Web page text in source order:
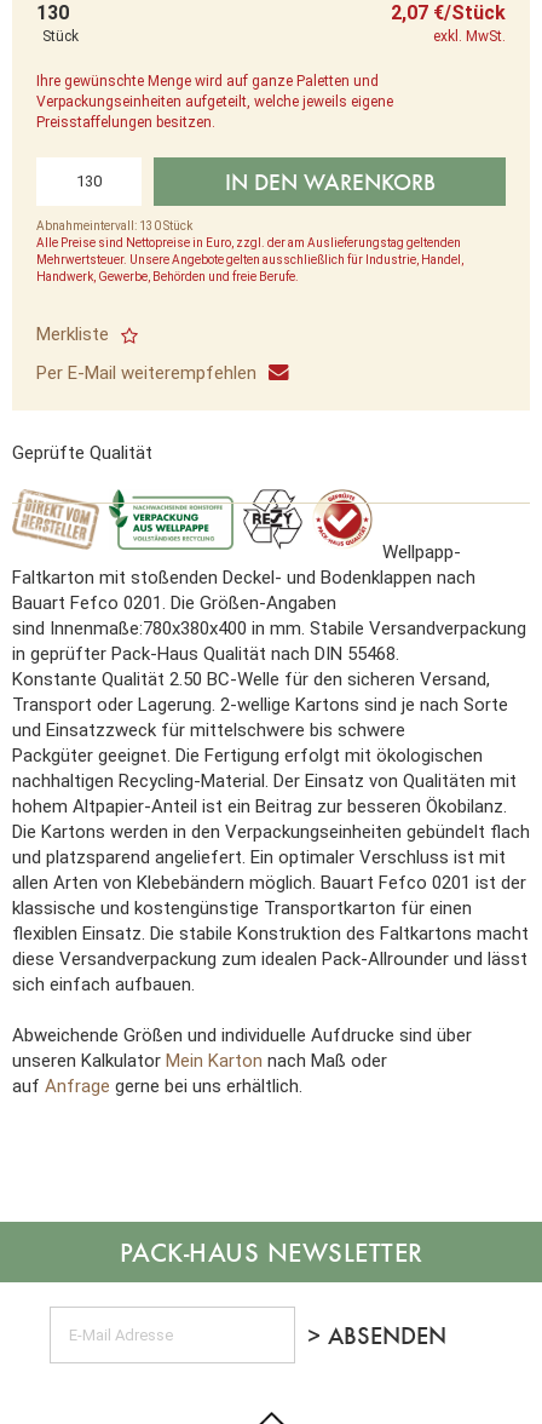
130
Stück
2,07 €/Stück
exkl. MwSt.
Ihre gewünschte Menge wird auf ganze Paletten und
Verpackungseinheiten aufgeteilt, welche jeweils eigene
Preisstaffelungen besitzen.
Abnahmeintervall: 130 Stück
Alle Preise sind Nettopreise in Euro, zzgl. der am Auslieferungstag geltenden
Mehrwertsteuer. Unsere Angebote gelten ausschließlich für Industrie, Handel,
Handwerk, Gewerbe, Behörden und freie Berufe.
IN DEN WARENKORB
Merkliste
Per E-Mail weiterempfehlen
Geprüfte Qualität
Wellpapp-
Faltkarton mit stoßenden Deckel- und Bodenklappen nach
Bauart Fefco 0201. Die Größen-Angaben
sind Innenmaße:780x380x400 in mm. Stabile Versandverpackung
in geprüfter Pack-Haus Qualität nach DIN 55468.
Konstante Qualität 2.50 BC-Welle für den sicheren Versand,
Transport oder Lagerung. 2-wellige Kartons sind je nach Sorte
und Einsatzzweck für mittelschwere bis schwere
Packgüter geeignet. Die Fertigung erfolgt mit ökologischen
nachhaltigen Recycling-Material. Der Einsatz von Qualitäten mit
hohem Altpapier-Anteil ist ein Beitrag zur besseren Ökobilanz.
Die Kartons werden in den Verpackungseinheiten gebündelt flach
und platzsparend angeliefert. Ein optimaler Verschluss ist mit
allen Arten von Klebebändern möglich. Bauart Fefco 0201 ist der
klassische und kostengünstige Transportkarton für einen
flexiblen Einsatz. Die stabile Konstruktion des Faltkartons macht
diese Versandverpackung zum idealen Pack-Allrounder und lässt
sich einfach aufbauen.
Abweichende Größen und individuelle Aufdrucke sind über
unseren Kalkulator Mein Karton nach Maß oder
auf Anfrage gerne bei uns erhältlich.
NEWSLETTER